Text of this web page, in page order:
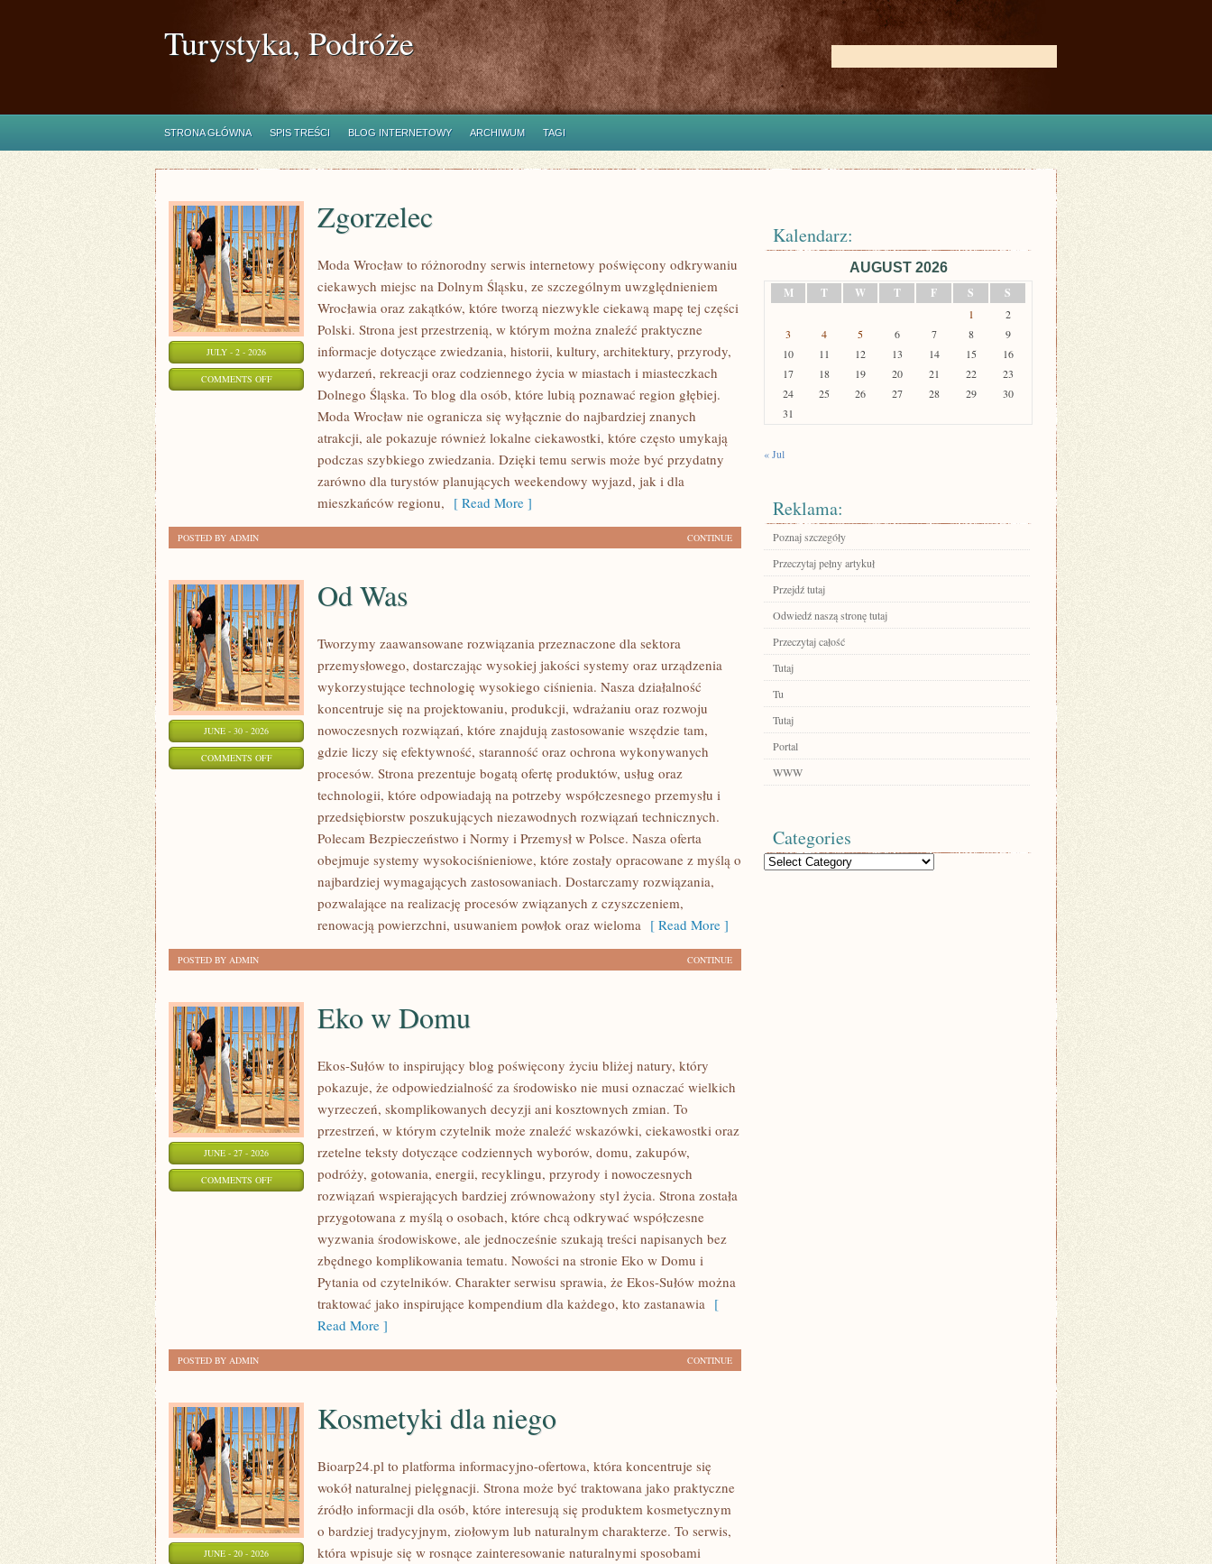
Turystyka, Podróże
STRONA GŁÓWNA SPIS TREŚCI BLOG INTERNETOWY ARCHIWUM TAGI
JULY - 2 - 2026
COMMENTS OFFON
ZGORZELEC
Zgorzelec
Moda Wrocław to różnorodny serwis internetowy poświęcony odkrywaniu
ciekawych miejsc na Dolnym Śląsku, ze szczególnym uwzględnieniem
Wrocławia oraz zakątków, które tworzą niezwykle ciekawą mapę tej części
Polski. Strona jest przestrzenią, w którym można znaleźć praktyczne
informacje dotyczące zwiedzania, historii, kultury, architektury, przyrody,
wydarzeń, rekreacji oraz codziennego życia w miastach i miasteczkach
Dolnego Śląska. To blog dla osób, które lubią poznawać region głębiej.
Moda Wrocław nie ogranicza się wyłącznie do najbardziej znanych
atrakcji, ale pokazuje również lokalne ciekawostki, które często umykają
podczas szybkiego zwiedzania. Dzięki temu serwis może być przydatny
zarówno dla turystów planujących weekendowy wyjazd, jak i dla
mieszkańców regionu, [ Read More ]
CONTINUE
POSTED BY ADMIN
JUNE - 30 - 2026
COMMENTS OFFON
Od Was
Tworzymy zaawansowane rozwiązania przeznaczone dla sektora
przemysłowego, dostarczając wysokiej jakości systemy oraz urządzenia
wykorzystujące technologię wysokiego ciśnienia. Nasza działalność
koncentruje się na projektowaniu, produkcji, wdrażaniu oraz rozwoju
nowoczesnych rozwiązań, które znajdują zastosowanie wszędzie tam,
gdzie liczy się efektywność, staranność oraz ochrona wykonywanych
procesów. Strona prezentuje bogatą ofertę produktów, usług oraz
technologii, które odpowiadają na potrzeby współczesnego przemysłu i
przedsiębiorstw poszukujących niezawodnych rozwiązań technicznych.
Polecam Bezpieczeństwo i Normy i Przemysł w Polsce. Nasza oferta
obejmuje systemy wysokociśnieniowe, które zostały opracowane z myślą o
najbardziej wymagających zastosowaniach. Dostarczamy rozwiązania,
pozwalające na realizację procesów związanych z czyszczeniem,
renowacją powierzchni, usuwaniem powłok oraz wieloma [ Read More ]
CONTINUE
POSTED BY ADMIN
JUNE - 27 - 2026
COMMENTS OFFON
Eko w Domu
Ekos-Sułów to inspirujący blog poświęcony życiu bliżej natury, który
pokazuje, że odpowiedzialność za środowisko nie musi oznaczać wielkich
wyrzeczeń, skomplikowanych decyzji ani kosztownych zmian. To
przestrzeń, w którym czytelnik może znaleźć wskazówki, ciekawostki oraz
rzetelne teksty dotyczące codziennych wyborów, domu, zakupów,
podróży, gotowania, energii, recyklingu, przyrody i nowoczesnych
rozwiązań wspierających bardziej zrównoważony styl życia. Strona została
przygotowana z myślą o osobach, które chcą odkrywać współczesne
wyzwania środowiskowe, ale jednocześnie szukają treści napisanych bez
zbędnego komplikowania tematu. Nowości na stronie Eko w Domu i
Pytania od czytelników. Charakter serwisu sprawia, że Ekos-Sułów można
traktować jako inspirujące kompendium dla każdego, kto zastanawia [
Read More ]
CONTINUE
POSTED BY ADMIN
JUNE - 20 - 2026
Kosmetyki dla niego
Bioarp24.pl to platforma informacyjno-ofertowa, która koncentruje się
wokół naturalnej pielęgnacji. Strona może być traktowana jako praktyczne
źródło informacji dla osób, które interesują się produktem kosmetycznym
o bardziej tradycyjnym, ziołowym lub naturalnym charakterze. To serwis,
która wpisuje się w rosnące zainteresowanie naturalnymi sposobami
Kalendarz:
AUGUST 2026
M
T W T F S S
1
2
3
4 5 6 7 8
9
10
11 12 13 14 15
16
17
18 19 20 21 22
23
24
25 26 27 28 29
30
31
« Jul
Reklama:
Poznaj szczegóły
Przeczytaj pełny artykuł
Przejdź tutaj
Odwiedź naszą stronę tutaj
Przeczytaj całość
Tutaj
Tu
Tutaj
Portal
WWW
Categories
Categories